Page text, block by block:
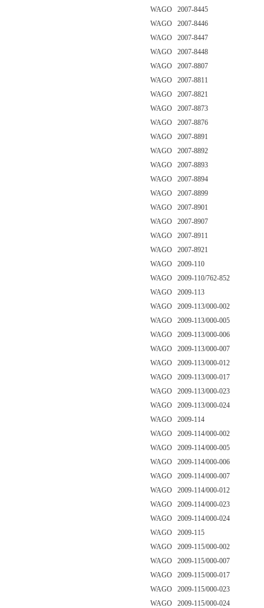
WAGO 2007-8445
WAGO 2007-8446
WAGO 2007-8447
WAGO 2007-8448
WAGO 2007-8807
WAGO 2007-8811
WAGO 2007-8821
WAGO 2007-8873
WAGO 2007-8876
WAGO 2007-8891
WAGO 2007-8892
WAGO 2007-8893
WAGO 2007-8894
WAGO 2007-8899
WAGO 2007-8901
WAGO 2007-8907
WAGO 2007-8911
WAGO 2007-8921
WAGO 2009-110
WAGO 2009-110/762-852
WAGO 2009-113
WAGO 2009-113/000-002
WAGO 2009-113/000-005
WAGO 2009-113/000-006
WAGO 2009-113/000-007
WAGO 2009-113/000-012
WAGO 2009-113/000-017
WAGO 2009-113/000-023
WAGO 2009-113/000-024
WAGO 2009-114
WAGO 2009-114/000-002
WAGO 2009-114/000-005
WAGO 2009-114/000-006
WAGO 2009-114/000-007
WAGO 2009-114/000-012
WAGO 2009-114/000-023
WAGO 2009-114/000-024
WAGO 2009-115
WAGO 2009-115/000-002
WAGO 2009-115/000-007
WAGO 2009-115/000-017
WAGO 2009-115/000-023
WAGO 2009-115/000-024